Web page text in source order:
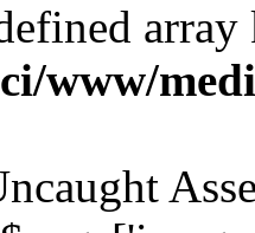
www/